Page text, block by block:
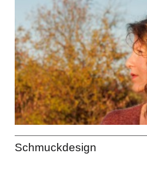
Schmuckdesign